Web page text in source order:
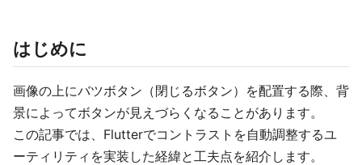
はじめに
画像の上にバツボタン（閉じるボタン）を配置する際、背
景によってボタンが見えづらくなることがあります。
この記事では、Flutterでコントラストを自動調整するユ
ーティリティを実装した経緯と工夫点を紹介します。